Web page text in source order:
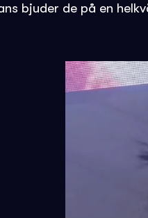
bjuder de på en